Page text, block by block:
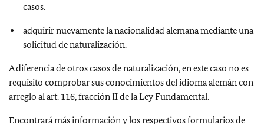
casos.
adquirir nuevamente la nacionalidad alemana mediante una
solicitud de naturalización.
A diferencia de otros casos de naturalización, en este caso no es
requisito comprobar sus conocimientos del idioma alemán con
arreglo al art. 116, fracción II de la Ley Fundamental.
Encontrará más información y los respectivos formularios de